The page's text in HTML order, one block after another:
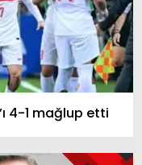
4-1 mağlup etti